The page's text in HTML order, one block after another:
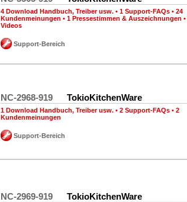
4 Download Handbuch, Treiber usw. • 1 Support-FAQs • 24
Kundenmeinungen • 1 Pressestimmen & Auszeichnungen •
Videos
Support-Bereich
NC-2968-919 TokioKitchenWare
1 Download Handbuch, Treiber usw. • 2 Support-FAQs • 2
Kundenmeinungen
Support-Bereich
NC-2969-919 TokioKitchenWare